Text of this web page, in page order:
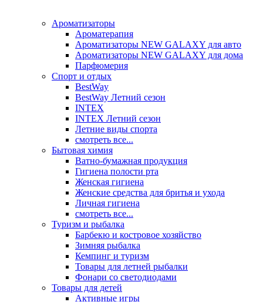
Ароматизаторы
Ароматерапия
Ароматизаторы NEW GALAXY для авто
Ароматизаторы NEW GALAXY для дома
Парфюмерия
Спорт и отдых
BestWay
BestWay Летний сезон
INTEX
INTEX Летний сезон
Летние виды спорта
смотреть все...
Бытовая химия
Ватно-бумажная продукция
Гигиена полости рта
Женская гигиена
Женские средства для бритья и ухода
Личная гигиена
смотреть все...
Туризм и рыбалка
Барбекю и костровое хозяйство
Зимняя рыбалка
Кемпинг и туризм
Товары для летней рыбалки
Фонари со светодиодами
Товары для детей
Активные игры